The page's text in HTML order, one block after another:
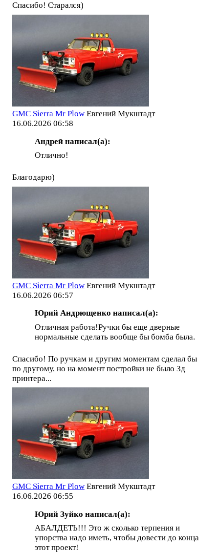
Спасибо! Старался)
GMC Sierra Mr Plow Евгений Мукштадт
16.06.2026 06:58
Андрей написал(а):
Отлично!
Благодарю)
GMC Sierra Mr Plow Евгений Мукштадт
16.06.2026 06:57
Юрий Андрющенко написал(а):
Отличная работа!Ручки бы еще дверные
нормальные сделать вообще бы бомба была.
Спасибо! По ручкам и другим моментам сделал бы
по другому, но на момент постройки не было 3д
принтера...
GMC Sierra Mr Plow Евгений Мукштадт
16.06.2026 06:55
Юрий Зуйко написал(а):
АБАЛДЕТЬ!!! Это ж сколько терпения и
упорства надо иметь, чтобы довести до конца
этот проект!